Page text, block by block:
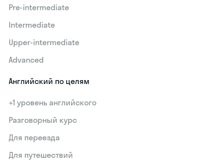
Pre-intermediate
Intermediate
Upper-intermediate
Advanced
Английский по целям
+1 уровень английского
Разговорный курс
Для переезда
Для путешествий